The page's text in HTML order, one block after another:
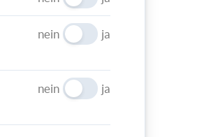
nein
ja
nein
ja